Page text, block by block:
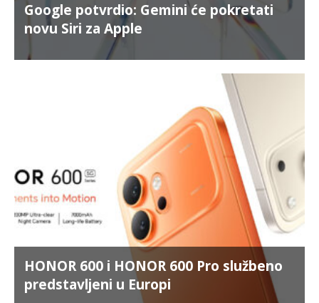
Google potvrdio: Gemini će pokretati
novu Siri za Apple
HONOR 600 i HONOR 600 Pro službeno
predstavljeni u Europi